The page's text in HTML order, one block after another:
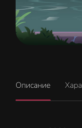
Описание